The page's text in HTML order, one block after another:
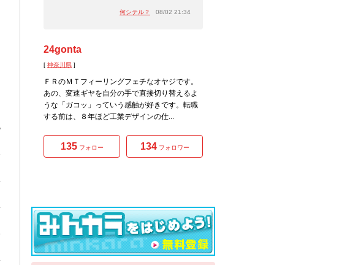
何シテル？ 08/02 21:34
24gonta
[ 神奈川県 ]
ＦＲのＭＴフィーリングフェチなオヤジです。
あの、変速ギヤを自分の手で直接切り替えるよ
うな「ガコッ」っていう感触が好きです。転職
する前は、８年ほど工業デザインの仕...
135フォロー 134フォロワー